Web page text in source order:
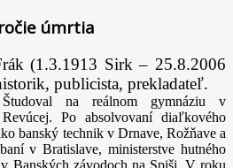
úmrtia
(1.3.1913 Sirk – 25.8.2006
publicista, prekladateľ.
Študoval na reálnom gymnáziu v
Revúcej. Po absolvovaní diaľkového
banský technik v Drnave, Rožňave a
v Bratislave, ministerstve hutného
Banských závodoch na Spiši. V roku